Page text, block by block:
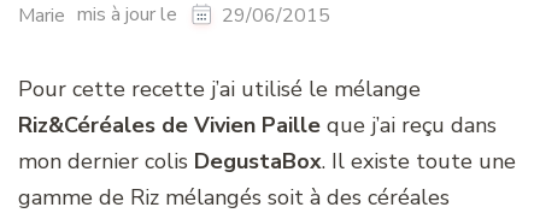
Marie mis à jour le 29/06/2015
Pour cette recette j’ai utilisé le mélange
Riz&Céréales de Vivien Paille que j’ai reçu dans
mon dernier colis DegustaBox. Il existe toute une
gamme de Riz mélangés soit à des céréales